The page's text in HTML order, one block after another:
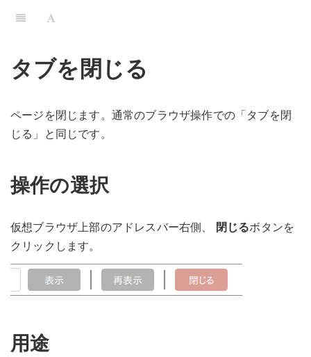
タブを閉じる
ページを閉じます。通常のブラウザ操作での「タブを閉
じる」と同じです。
操作の選択
仮想ブラウザ上部のアドレスバー右側、 閉じるボタンを
クリックします。
用途